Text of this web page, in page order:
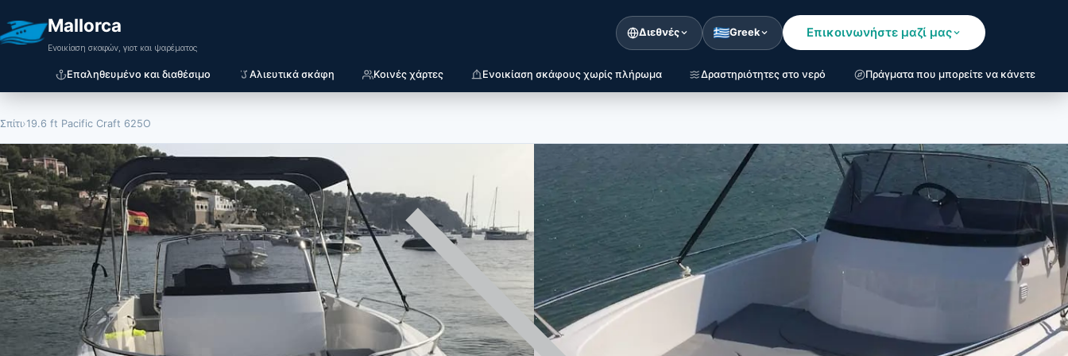
Mallorca
Ενοικίαση σκαφών, γιοτ και ψαρέματος
Διεθνές Greek Επικοινωνήστε μαζί μας
Επαληθευμένο και διαθέσιμο Αλιευτικά σκάφη Κοινές χάρτες Ενοικίαση σκάφους χωρίς πλήρωμα Δραστηριότητες στο νερό Πράγματα που μπορείτε να κάνετε
Σπίτι›19.6 ft Pacific Craft 625O